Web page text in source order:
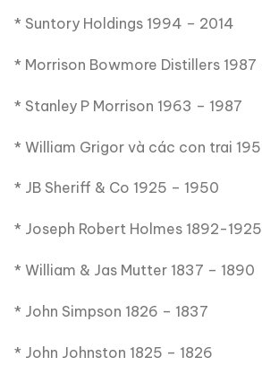
* Suntory Holdings 1994 – 2014
* Morrison Bowmore Distillers 1987
* Stanley P Morrison 1963 – 1987
* William Grigor và các con trai
* JB Sheriff & Co 1925 – 1950
* Joseph Robert Holmes 1892-1925
* William & Jas Mutter 1837 – 1890
* John Simpson 1826 – 1837
* John Johnston 1825 – 1826